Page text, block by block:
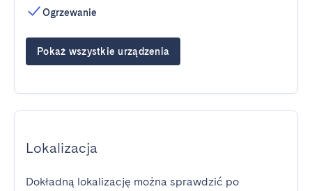
Ogrzewanie
Pokaż wszystkie urządzenia
Lokalizacja
Dokładną lokalizację można sprawdzić po